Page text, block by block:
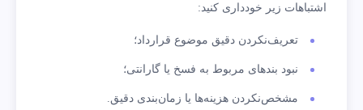
اشتباهات زیر خودداری کنید:
تعریف‌نکردن دقیق موضوع قرارداد؛
نبود بندهای مربوط به فسخ یا گارانتی؛
مشخص‌نکردن هزینه‌ها یا زمان‌بندی دقیق.